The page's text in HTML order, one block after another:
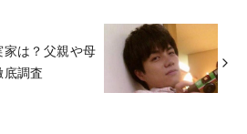
は？父親や母
調査